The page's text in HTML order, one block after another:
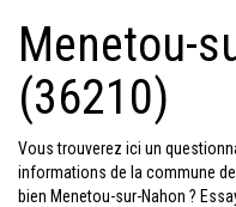
Menetou-
(36210)
Vous trouverez ici un
informations de la commune
bien Menetou-sur-Nahon ?